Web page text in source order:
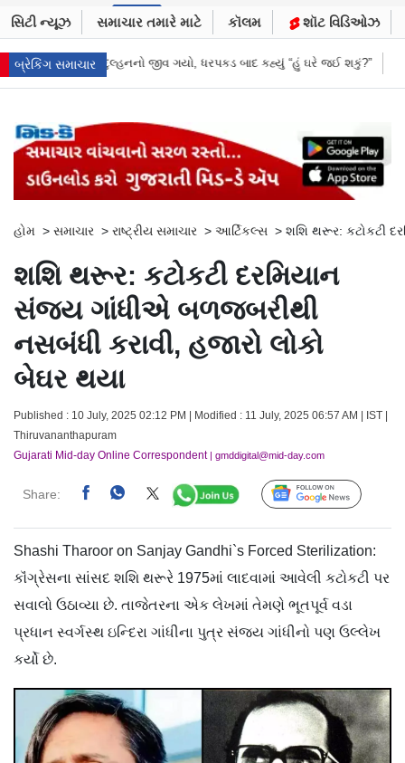
સિટી ન્યૂઝ સમાચાર તમારે માટે કૉલમ શૉટ વિડિઓઝ
બ્રેકિંગ સમાચાર
બાદ કહ્યું “હું ઘરે જઈ શકું?” ‘હું બાબા બાગેશ્વર નથી...’: IIT દિલ્હીમાં
હોમ > સમાચાર > રાષ્ટ્રીય સમાચાર > આર્ટિકલ્સ > શશિ થરૂર: કટોકટી
શશિ થરૂર: કટોકટી દરમિયાન
સંજય ગાંધીએ બળજબરીથી
નસબંધી કરાવી, હજારો લોકો
બેઘર થયા
Published : 10 July, 2025 02:12 PM | Modified : 11 July, 2025 06:57 AM | IST |
Thiruvananthapuram
Gujarati Mid-day Online Correspondent| gmddigital@mid-day.com
Share: Follow Us
Shashi Tharoor on Sanjay Gandhi`s Forced Sterilization:
કૉંગ્રેસના સાંસદ શશિ થરૂરે 1975માં લાદવામાં આવેલી કટોકટી પર
સવાલો ઉઠાવ્યા છે. તાજેતરના એક લેખમાં તેમણે ભૂતપૂર્વ વડા
પ્રધાન સ્વર્ગસ્થ ઇન્દિરા ગાંધીના પુત્ર સંજય ગાંધીનો પણ ઉલ્લેખ
કર્યો છે.